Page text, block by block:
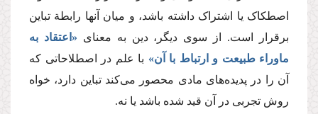
اصطکاک یا اشتراک داشته باشد، و میان آنها رابطة تباین
برقرار است. از سوی دیگر، دین به معنای «اعتقاد به
ماوراء طبیعت و ارتباط با آن» با علم در اصطلاحاتی که
آن را در پدیده‌های مادی محصور می‌کند تباین دارد،‌ خواه
روش تجربی در آن قید شده باشد یا نه.